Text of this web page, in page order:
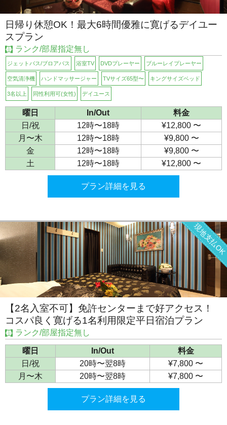
日帰り休憩OK！最大6時間優雅に寛げるデイユー
スプラン
ランク/部屋指定無し
ジェットバス/ブロアバス 浴室TV DVDプレーヤー ブルーレイプレーヤー
空気清浄機 ハンドマッサージャー TVサイズ65型〜 キングサイズベッド
3名以上 同性利用可(女性) デイユース
曜日 In/Out
料金
日/祝
12時〜18時
¥12,800 〜
月〜木
12時〜18時
¥9,800 〜
金
12時〜18時
¥9,800 〜
土
12時〜18時 ¥12,800 〜
プラン詳細を見る
現地支払OK
【2名入室不可】免許センターまで好アクセス！
コスパ良く寛げる1名利用限定平日宿泊プラン
ランク/部屋指定無し
曜日 In/Out
料金
日/祝
20時〜翌8時
¥7,800 〜
月〜木
20時〜翌8時 ¥7,800 〜
プラン詳細を見る